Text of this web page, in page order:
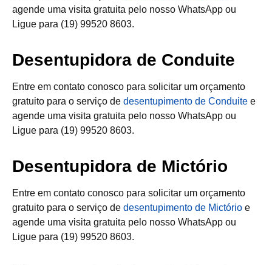
agende uma visita gratuita pelo nosso WhatsApp ou
Ligue para (19) 99520 8603.
Desentupidora de Conduite
Entre em contato conosco para solicitar um orçamento
gratuito para o serviço de desentupimento de Conduite e
agende uma visita gratuita pelo nosso WhatsApp ou
Ligue para (19) 99520 8603.
Desentupidora de Mictório
Entre em contato conosco para solicitar um orçamento
gratuito para o serviço de desentupimento de Mictório e
agende uma visita gratuita pelo nosso WhatsApp ou
Ligue para (19) 99520 8603.